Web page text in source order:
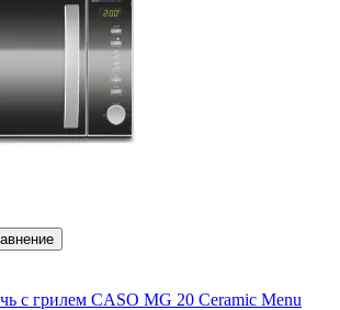
с грилем CASO MG 20 Ceramic Menu